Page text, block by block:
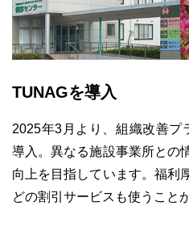
TUNAGを導入
2025年3月より、組織改善プ
導入。異なる施設事業所との
向上を目指しています。福利
どの割引サービスも使うこと